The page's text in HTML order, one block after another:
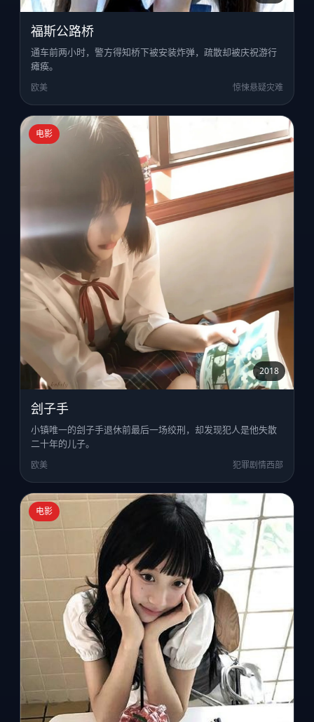
福斯公路桥
通车前两小时，警方得知桥下被安装炸弹，疏散却被庆祝游行
瘫痪。
欧美 惊悚悬疑灾难
电影
2018
刽子手
小镇唯一的刽子手退休前最后一场绞刑，却发现犯人是他失散
二十年的儿子。
欧美 犯罪剧情西部
电影